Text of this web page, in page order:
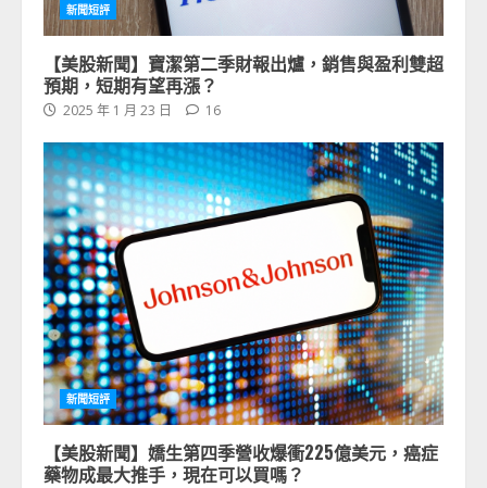
新聞短評
【美股新聞】寶潔第二季財報出爐，銷售與盈利雙超
預期，短期有望再漲？
2025 年 1 月 23 日 16
新聞短評
【美股新聞】嬌生第四季營收爆衝225億美元，癌症
藥物成最大推手，現在可以買嗎？